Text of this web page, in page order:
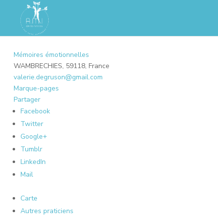
Mémoires émotionnelles
WAMBRECHIES, 59118, France
valerie.degruson@gmail.com
Marque-pages
Partager
Facebook
Twitter
Google+
Tumblr
LinkedIn
Mail
Carte
Autres praticiens